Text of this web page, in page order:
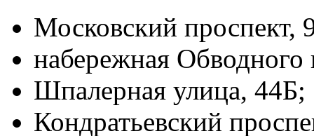
Московский проспект,
набережная Обводного
Шпалерная улица, 44Б;
Кондратьевский